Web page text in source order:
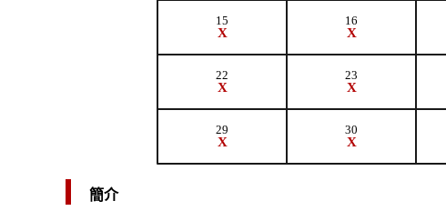
15
X
16
X
22
X
23
X
29
X
30
X
簡介